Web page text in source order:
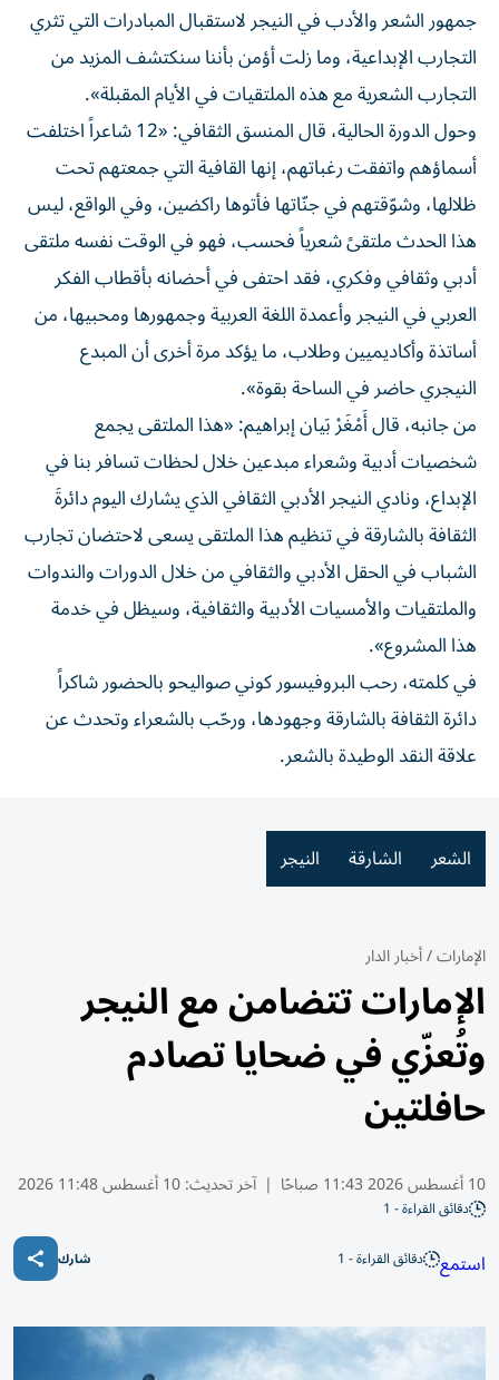
جمهور الشعر والأدب في النيجر لاستقبال المبادرات التي تثري
التجارب الإبداعية، وما زلت أؤمن بأننا سنكتشف المزيد من
التجارب الشعرية مع هذه الملتقيات في الأيام المقبلة».
وحول الدورة الحالية، قال المنسق الثقافي: «12 شاعراً اختلفت
أسماؤهم واتفقت رغباتهم، إنها القافية التي جمعتهم تحت
ظلالها، وشوّقتهم في جنّاتها فأتوها راكضين، وفي الواقع، ليس
هذا الحدث ملتقىً شعرياً فحسب، فهو في الوقت نفسه ملتقى
أدبي وثقافي وفكري، فقد احتفى في أحضانه بأقطاب الفكر
العربي في النيجر وأعمدة اللغة العربية وجمهورها ومحبيها، من
أساتذة وأكاديميين وطلاب، ما يؤكد مرة أخرى أن المبدع
النيجري حاضر في الساحة بقوة».
من جانبه، قال أَمْغَرْ بَيان إبراهيم: «هذا الملتقى يجمع
شخصيات أدبية وشعراء مبدعين خلال لحظات تسافر بنا في
الإبداع، ونادي النيجر الأدبي الثقافي الذي يشارك اليوم دائرةَ
الثقافة بالشارقة في تنظيم هذا الملتقى يسعى لاحتضان تجارب
الشباب في الحقل الأدبي والثقافي من خلال الدورات والندوات
والملتقيات والأمسيات الأدبية والثقافية، وسيظل في خدمة
هذا المشروع».
في كلمته، رحب البروفيسور كوني صواليحو بالحضور شاكراً
دائرة الثقافة بالشارقة وجهودها، ورحّب بالشعراء وتحدث عن
علاقة النقد الوطيدة بالشعر.
الشعر الشارقة النيجر
الإمارات/أخبار الدار
الإمارات تتضامن مع النيجر
وتُعزّي في ضحايا تصادم
حافلتين
10 أغسطس 2026 11:43 صباحًا | آخر تحديث:10 أغسطس 11:48 2026
دقائق القراءة - 1
استمع دقائق القراءة - 1 شارك